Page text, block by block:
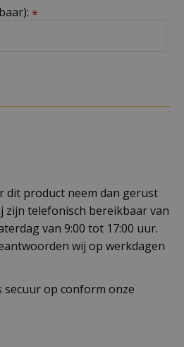
*
dit product neem dan gerust
zijn telefonisch bereikbaar van
van 9:00 tot 17:00 uur.
wij op werkdagen
secuur op conform onze